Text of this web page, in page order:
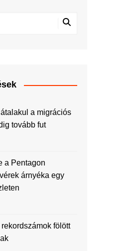
a migrációs
tovább fut
a Pentagon
árnyéka egy
fölött